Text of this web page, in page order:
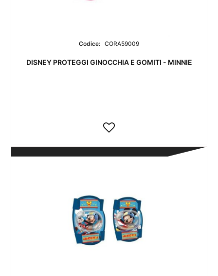
Codice: CORA59009
DISNEY PROTEGGI GINOCCHIA E GOMITI - MINNIE